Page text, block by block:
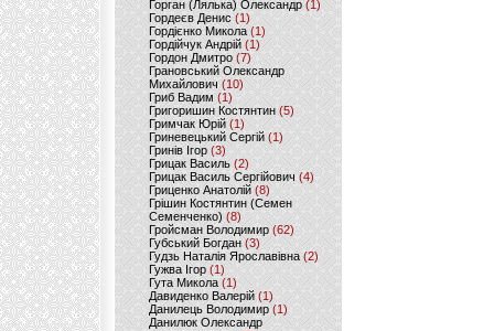
Горган (Лялька) Олександр(1)
Гордеєв Денис (1)
Гордієнко Микола (1)
Гордійчук Андрій (1)
Гордон Дмитро (7)
Грановський Олександр
Михайлович (10)
Гриб Вадим (1)
Григоришин Костянтин (5)
Гримчак Юрій(1)
Гриневецький Сергій(1)
Гринів Ігор (3)
Грицак Василь (2)
Грицак Василь Сергійович (4)
Гриценко Анатолій (8)
Грішин Костянтин (Семен
Семенченко)(8)
Гройсман Володимир(62)
Губський Богдан (3)
Гудзь Наталія Ярославівна(2)
Гужва Ігор (1)
Гута Микола (1)
Давиденко Валерій (1)
Данилець Володимир(1)
Данилюк Олександр